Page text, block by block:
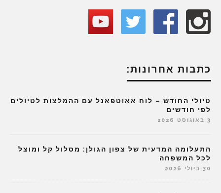
כתבות אחרונות:
טיולי החודש – לוח אאוטפאנל עם ההמלצות לטיולים
לפי חודשים
3 באוגוסט 2026
התעלומה המדעית של צפון הגולן: מסלול קל ומוצל
לכל המשפחה
30 ביולי 2026